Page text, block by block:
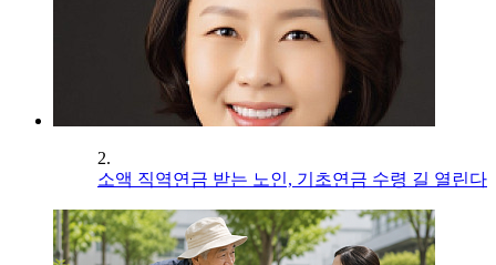
2.
소액 직역연금 받는 노인, 기초연금 수령 길 열린다